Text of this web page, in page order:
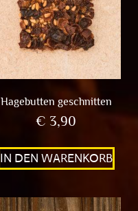
Hagebutten geschnitten
€ 3,90
IN DEN WARENKORB